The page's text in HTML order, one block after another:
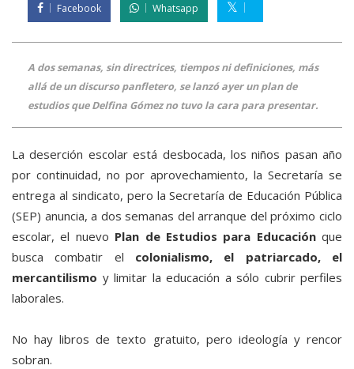
Facebook Whatsapp
A dos semanas, sin directrices, tiempos ni definiciones, más
allá de un discurso panfletero, se lanzó ayer un plan de
estudios que Delfina Gómez no tuvo la cara para presentar.
La deserción escolar está desbocada, los niños pasan año
por continuidad, no por aprovechamiento, la Secretaría se
entrega al sindicato, pero la Secretaría de Educación Pública
(SEP) anuncia, a dos semanas del arranque del próximo ciclo
escolar, el nuevo Plan de Estudios para Educaciónque
busca combatir el colonialismo, el patriarcado, el
mercantilismo y limitar la educación a sólo cubrir perfiles
laborales.
No hay libros de texto gratuito, pero ideología y rencor
sobran.